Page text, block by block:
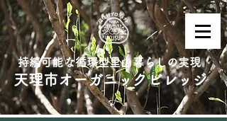
持続可能な循環型里山暮らしの実現
天理市オーガニックビレッジ